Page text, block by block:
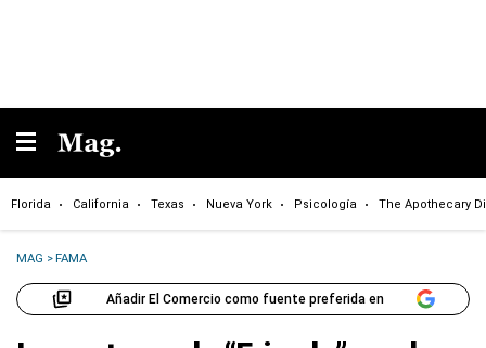
Florida California Texas Nueva York Psicología The Apothecary
MAG >FAMA
Añadir El Comercio como fuente preferida en